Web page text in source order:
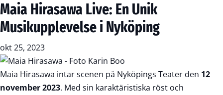
Maia Hirasawa Live: En Unik
Musikupplevelse i Nyköping
okt 25, 2023
Maia Hirasawa intar scenen på Nyköpings Teater den 12
november 2023. Med sin karaktäristiska röst och